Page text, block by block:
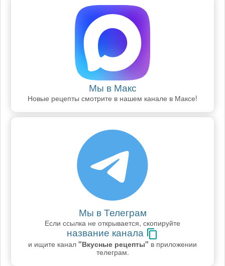
Мы в Макс
Новые рецепты смотрите в нашем канале в Максе!
Мы в Телеграм
Если ссылка не открывается, скопируйте
название канала
и ищите канал "Вкусные рецепты" в приложении
телеграм.